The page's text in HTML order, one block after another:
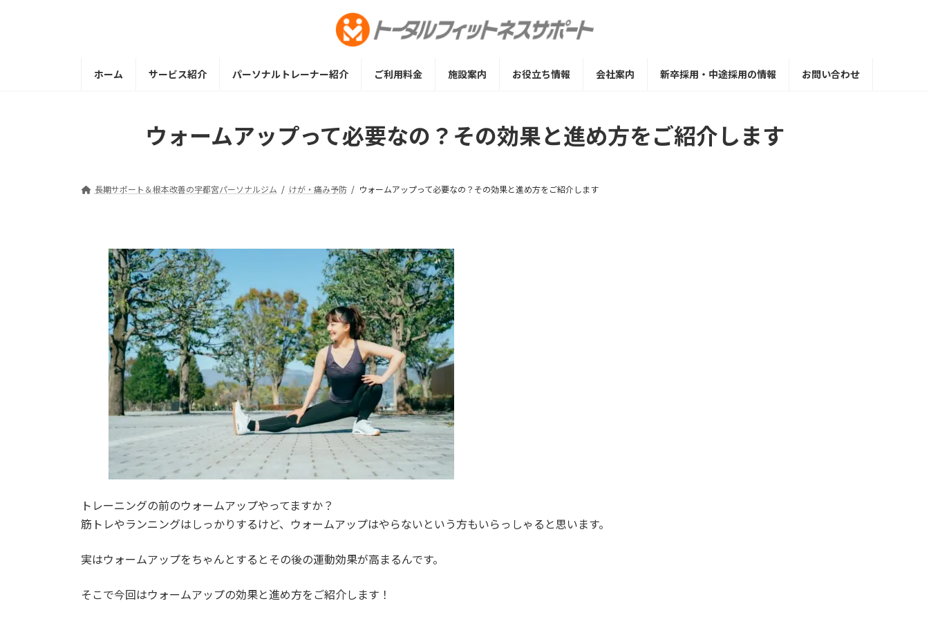
ホーム サービス紹介 パーソナルトレーナー紹介 ご利用料金 施設案内 お役立ち情報 会社案内 新卒採用・中途採用の情報 お問い合わせ
ウォームアップって必要なの？その効果と進め方をご紹介します
長期サポート＆根本改善の宇都宮パーソナルジム けが・痛み予防 ウォームアップって必要なの？その効果と進め方をご紹介します
トレーニングの前のウォームアップやってますか？
筋トレやランニングはしっかりするけど、ウォームアップはやらないという方もいらっしゃると思います。
実はウォームアップをちゃんとするとその後の運動効果が高まるんです。
そこで今回はウォームアップの効果と進め方をご紹介します！